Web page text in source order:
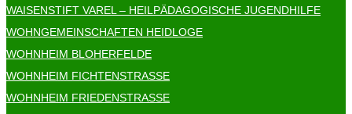
WAISENSTIFT VAREL – HEILPÄDAGOGISCHE JUGENDHILFE
WOHNGEMEINSCHAFTEN HEIDLOGE
WOHNHEIM BLOHERFELDE
WOHNHEIM FICHTENSTRASSE
WOHNHEIM FRIEDENSTRASSE